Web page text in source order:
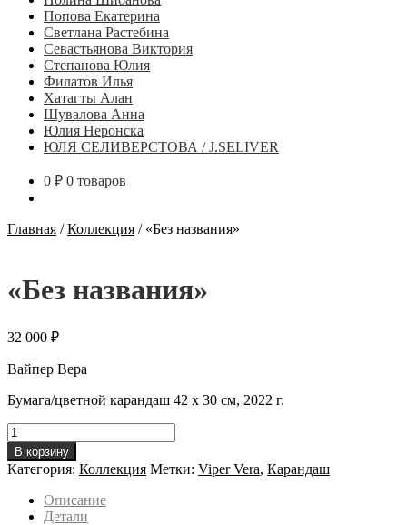
Попова Екатерина
Светлана Растебина
Севастьянова Виктория
Степанова Юлия
Филатов Илья
Хатагты Алан
Шувалова Анна
Юлия Неронска
ЮЛЯ СЕЛИВЕРСТОВА / J.SELIVER
0 ₽ 0 товаров
Главная /Коллекция / «Без названия»
«Без названия»
32 000 ₽
Вайпер Вера
Бумага/цветной карандаш 42 х 30 см, 2022 г.
Количество
товара
"Без
названия"
В корзину
Категория: Коллекция Метки: Viper Vera, Карандаш
Описание
Детали